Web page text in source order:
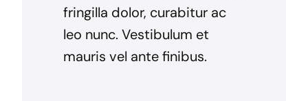
fringilla dolor, curabitur ac
leo nunc. Vestibulum et
mauris vel ante finibus.